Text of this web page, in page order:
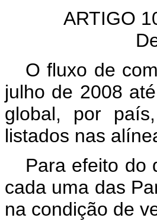
ARTIGO
O fluxo de
julho de 2008
global, por
listados nas
Para efeito do
cada uma das
na condição de